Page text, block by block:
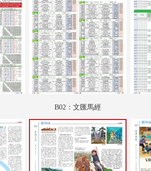
B02：文匯馬經